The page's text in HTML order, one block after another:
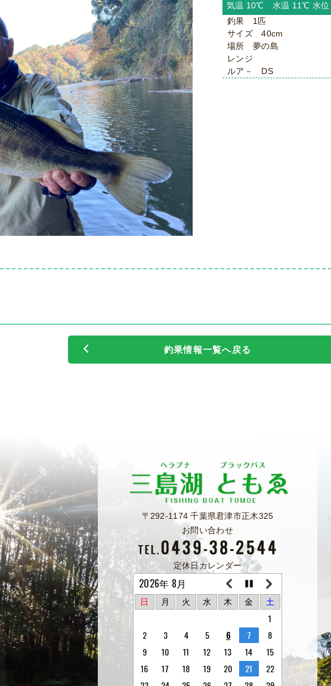
気温 10℃ 水温 11℃ 水
釣果 1匹
サイズ 40cm
場所 夢の島
レンジ
ルア－ DS
釣果情報一覧へ戻る
〒292-1174 千葉県君津市正木325
お問い合わせ
定休日カレンダー
2026年 8月
日 月 火 水 木 金 土
1
2
3 4 5 6 7
8
9
10 11 12 13 14
15
16
17 18 19 20 21
22